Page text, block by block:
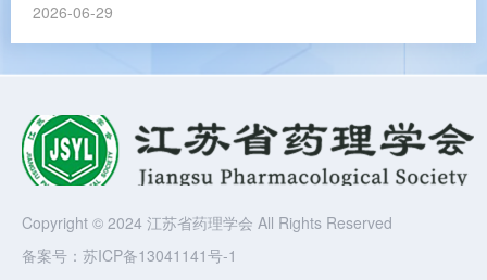
2026-06-29
Copyright © 2024 江苏省药理学会 All Rights Reserved
备案号： 苏ICP备13041141号-1